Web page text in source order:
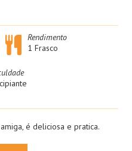
Rendimento
1 Frasco
é deliciosa e pratica.